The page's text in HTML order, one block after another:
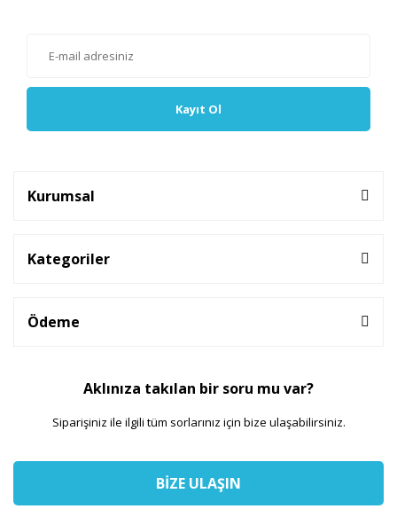
Kayıt Ol
Kurumsal
Kategoriler
Ödeme
Aklınıza takılan bir soru mu var?
Siparişiniz ile ilgili tüm sorlarınız için bize ulaşabilirsiniz.
BİZE ULAŞIN